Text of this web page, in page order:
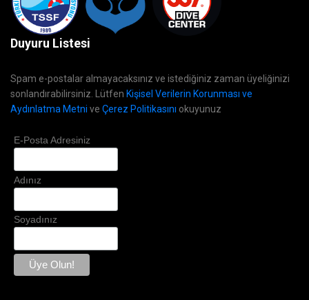
Duyuru Listesi
Spam e-postalar almayacaksınız ve istediğiniz zaman üyeliğinizi
sonlandırabilirsiniz. Lütfen Kişisel Verilerin Korunması ve
Aydınlatma Metni ve Çerez Politikasını okuyunuz
E-Posta Adresiniz
Adınız
Soyadınız